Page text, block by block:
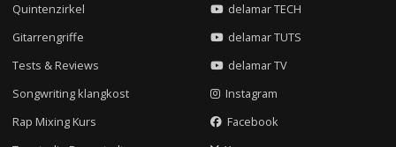
Quintenzirkel
Gitarrengriffe
Tests & Reviews
Songwriting klangkost
Rap Mixing Kurs
delamar TECH
delamar TUTS
delamar TV
Instagram
Facebook